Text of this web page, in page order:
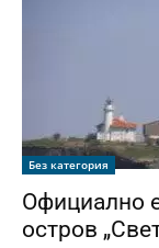
Без категория
Официално
остров